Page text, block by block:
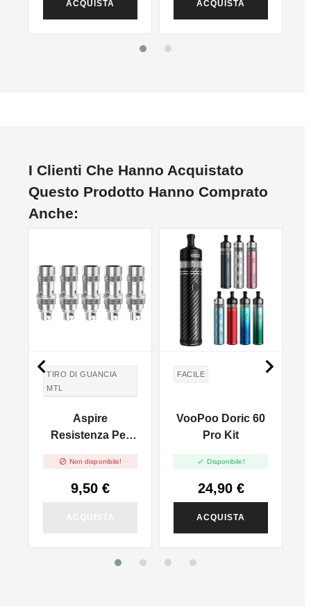
ACQUISTA ACQUISTA
I Clienti Che Hanno Acquistato
Questo Prodotto Hanno Comprato
Anche:
TIRO DI GUANCIA
MTL
Aspire
Resistenza Per
Pacco 5 Pz
 Non disponibile!
9,50 €
FACILE
VooPoo Doric 60
Pro Kit
 Disponibile!
24,90 €
ACQUISTA
 